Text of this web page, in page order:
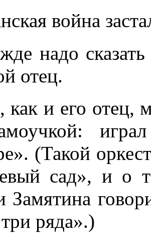
война
надо
отец.
как и его отец,
(Такой
сад», и о
Замятина
ряда».)